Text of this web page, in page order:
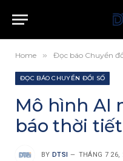
Home » Đọc báo Chuyển
ĐỌC BÁO CHUYỂN ĐỔI SỐ
Mô hình AI
báo thời
BY DTSI THÁNG 7 26,